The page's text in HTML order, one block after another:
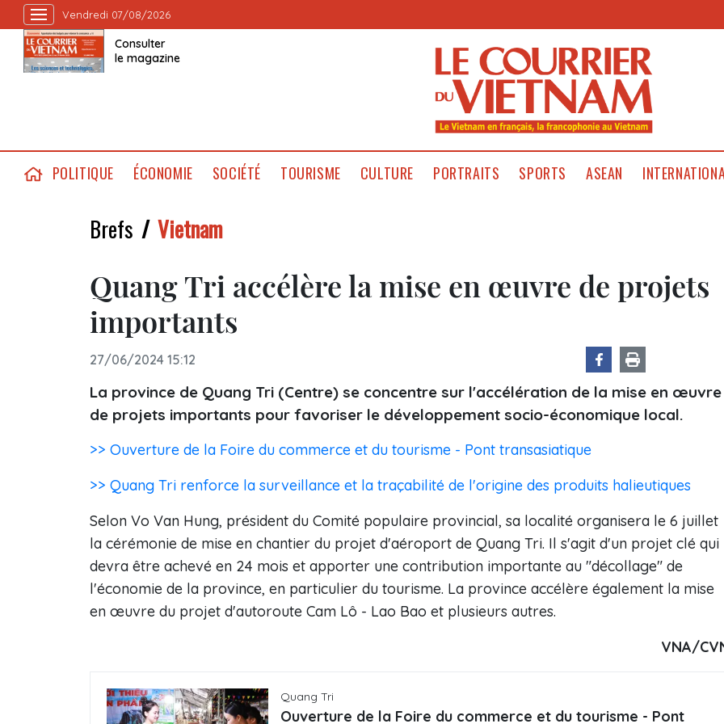
Vendredi 07/08/2026
Consulter
le magazine
POLITIQUE ÉCONOMIE SOCIÉTÉ TOURISME CULTURE PORTRAITS SPORTS ASEAN
Brefs Vietnam
Quang Tri accélère la mise en œuvre de projets
importants
27/06/2024 15:12
La province de Quang Tri (Centre) se concentre sur l'accélération de la mise en œuvre
de projets importants pour favoriser le développement socio-économique local.
>> Ouverture de la Foire du commerce et du tourisme - Pont transasiatique
>> Quang Tri renforce la surveillance et la traçabilité de l'origine des produits halieutiques
Selon Vo Van Hung, président du Comité populaire provincial, sa localité organisera le 6 juillet
la cérémonie de mise en chantier du projet d'aéroport de Quang Tri. Il s'agit d'un projet clé qui
devra être achevé en 24 mois et apporter une contribution importante au "décollage" de
l'économie de la province, en particulier du tourisme. La province accélère également la mise
en œuvre du projet d'autoroute Cam Lô - Lao Bao et plusieurs autres.
VNA/
Quang Tri
Ouverture de la Foire du commerce et du tourisme - Pont